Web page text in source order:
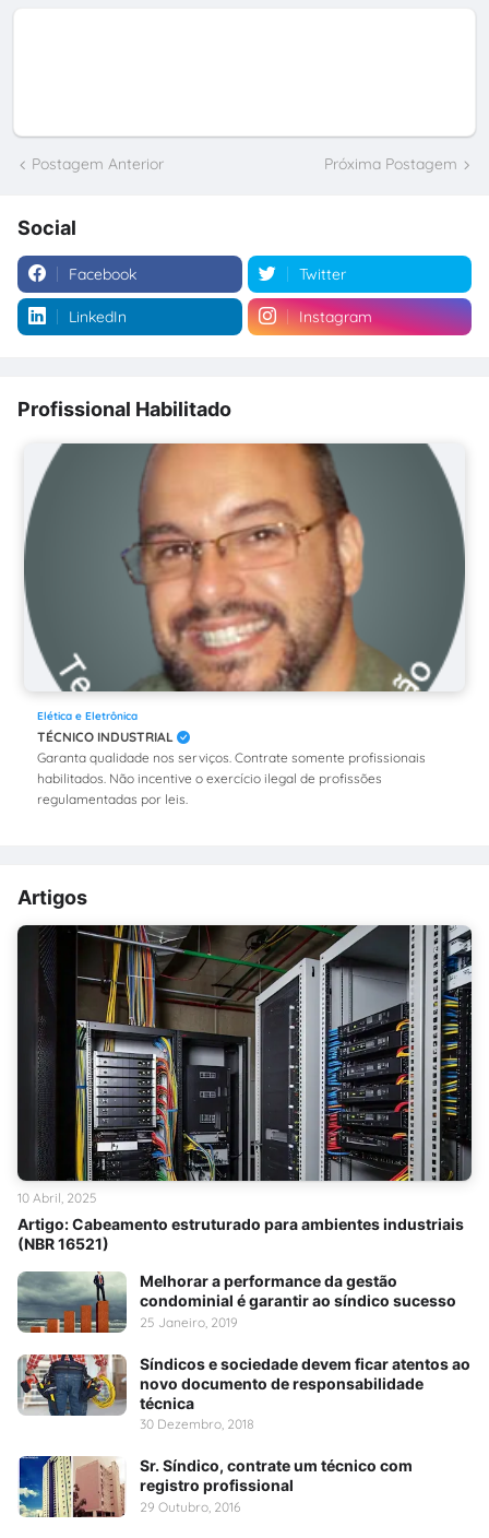
Postagem Anterior Próxima Postagem
Social
Facebook Twitter
LinkedIn Instagram
Profissional Habilitado
Elética e Eletrônica
TÉCNICO INDUSTRIAL
Garanta qualidade nos serviços. Contrate somente profissionais
habilitados. Não incentive o exercício ilegal de profissões
regulamentadas por leis.
Artigos
Artigo: Cabeamento estruturado para ambientes industriais
(NBR 16521)
10 Abril, 2025
Melhorar a performance da gestão
condominial é garantir ao síndico sucesso
25 Janeiro, 2019
Síndicos e sociedade devem ficar atentos ao
novo documento de responsabilidade
técnica
30 Dezembro, 2018
Sr. Síndico, contrate um técnico com
registro profissional
29 Outubro, 2016